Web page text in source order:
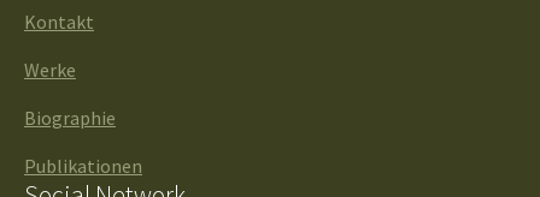
Kontakt
Werke
Biographie
Publikationen